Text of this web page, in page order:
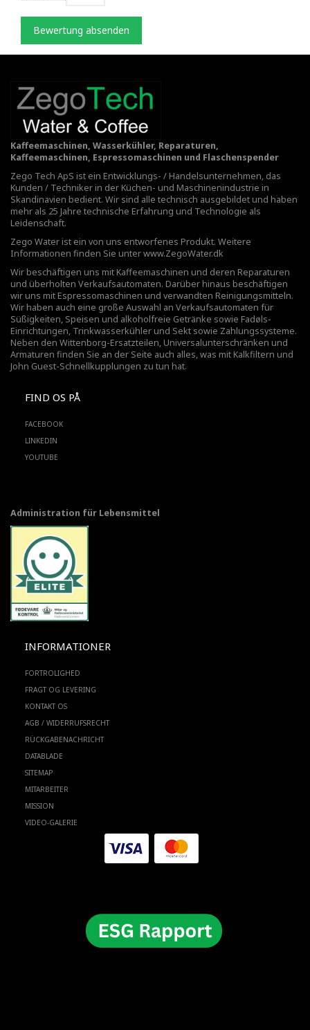
Bewertung absenden
Kaffeemaschinen, Wasserkühler, Reparaturen,
Kaffeemaschinen, Espressomaschinen und Flaschenspender
Zego Tech ApS ist ein Entwicklungs- / Handelsunternehmen, das
Kunden / Techniker in der Küchen- und Maschinenindustrie in
Skandinavien bedient. Wir sind alle technisch ausgebildet und haben
mehr als 25 Jahre technische Erfahrung und Technologie als
Leidenschaft.
Zego Water ist ein von uns entworfenes Produkt. Weitere
Informationen finden Sie unterwww.ZegoWater.dk
Wir beschäftigen uns mit Kaffeemaschinen und deren Reparaturen
und überholten Verkaufsautomaten. Darüber hinaus beschäftigen
wir uns mit Espressomaschinen und verwandten Reinigungsmitteln.
Wir haben auch eine große Auswahl an Verkaufsautomaten für
Süßigkeiten, Speisen und alkoholfreie Getränke sowie Fadøls-
Einrichtungen, Trinkwasserkühler und Sekt sowie Zahlungssysteme.
Neben den Wittenborg-Ersatzteilen, Universalunterschränken und
Armaturen finden Sie an der Seite auch alles, was mit Kalkfiltern und
John Guest-Schnellkupplungen zu tun hat.
FIND OS PÅ
FACEBOOK
LINKEDIN
YOUTUBE
Administration für Lebensmittel
INFORMATIONER
FORTROLIGHED
FRAGT OG LEVERING
KONTAKT OS
AGB / WIDERRUFSRECHT
RÜCKGABENACHRICHT
DATABLADE
SITEMAP
MITARBEITER
MISSION
VIDEO-GALERIE